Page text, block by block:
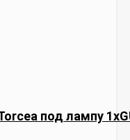
под лампу